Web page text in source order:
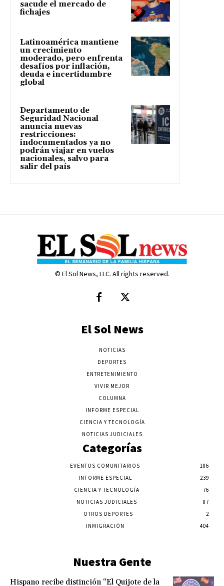
sacude el mercado de
fichajes
Latinoamérica mantiene
un crecimiento
moderado, pero enfrenta
desafíos por inflación,
deuda e incertidumbre
global
Departamento de
Seguridad Nacional
anuncia nuevas
restricciones:
indocumentados ya no
podrán viajar en vuelos
nacionales, salvo para
salir del país
© El Sol News, LLC. All rights reserved.
El Sol News
NOTICIAS
DEPORTES
ENTRETENIMIENTO
VIVIR MEJOR
COLUMNA
INFORME ESPECIAL
CIENCIA Y TECNOLOGÍA
NOTICIAS JUDICIALES
Categorías
EVENTOS COMUNITARIOS
186
INFORME ESPECIAL
239
CIENCIA Y TECNOLOGÍA
76
NOTICIAS JUDICIALES
87
OTROS DEPORTES
2
INMIGRACIÓN
404
Nuestra Gente
Hispano recibe distinción “El Quijote de la